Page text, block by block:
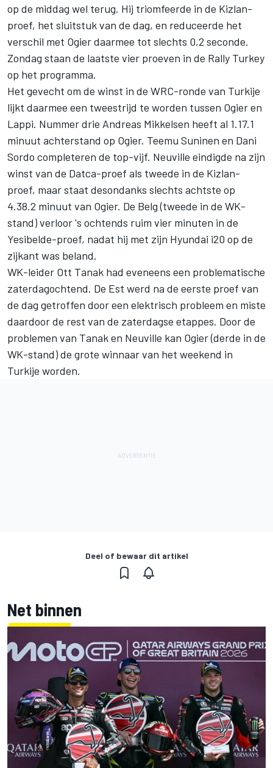
op de middag wel terug. Hij triomfeerde in de Kizlan-
proef, het sluitstuk van de dag, en reduceerde het
verschil met Ogier daarmee tot slechts 0,2 seconde.
Zondag staan de laatste vier proeven in de Rally Turkey
op het programma.
Het gevecht om de winst in de WRC-ronde van Turkije
lijkt daarmee een tweestrijd te worden tussen Ogier en
Lappi. Nummer drie Andreas Mikkelsen heeft al 1.17.1
minuut achterstand op Ogier. Teemu Suninen en Dani
Sordo completeren de top-vijf. Neuville eindigde na zijn
winst van de Datca-proef als tweede in de Kizlan-
proef, maar staat desondanks slechts achtste op
4.38.2 minuut van Ogier. De Belg (tweede in de WK-
stand) verloor 's ochtends ruim vier minuten in de
Yesibelde-proef, nadat hij met zijn Hyundai i20 op de
zijkant was beland.
WK-leider Ott Tanak had eveneens een problematische
zaterdagochtend. De Est werd na de eerste proef van
de dag getroffen door een elektrisch probleem en miste
daardoor de rest van de zaterdagse etappes. Door de
problemen van Tanak en Neuville kan Ogier (derde in de
WK-stand) de grote winnaar van het weekend in
Turkije worden.
Deel of bewaar dit artikel
Net binnen